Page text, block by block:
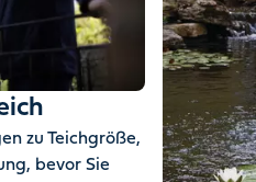
zu Teichgröße,
bevor Sie